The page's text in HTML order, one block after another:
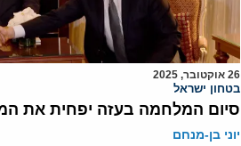
26 אוקטובר, 2025
בטחון ישראל
סיום המלחמה בעזה יפחית את
יוני בן-מנחם